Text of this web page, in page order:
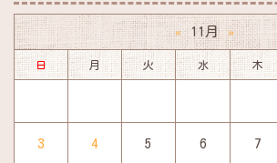
« 11月 »
日 月 火 水 木
3 4 5 6 7